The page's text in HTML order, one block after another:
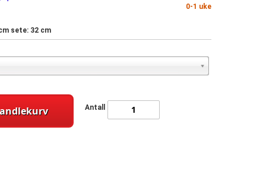
0-1 uke
sete: 32 cm
Antall